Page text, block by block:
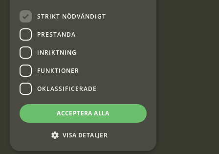
Interjakt Sweden AB, Årjäng
STRIKT NÖDVÄNDIGT
PRESTANDA
INRIKTNING
FUNKTIONER
OKLASSIFICERADE
ACCEPTERA ALLA
VISA DETALJER